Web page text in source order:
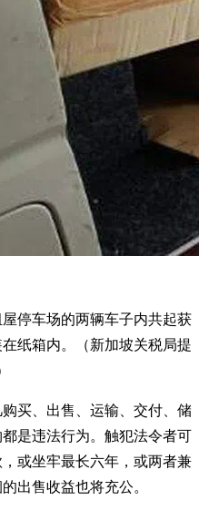
停车场的两辆车子内共起获
纸箱内。（新加坡关税局提
买、出售、运输、交付、储
是违法行为。触犯法令者可
或坐牢最长六年，或两者兼
出售收益也将充公。